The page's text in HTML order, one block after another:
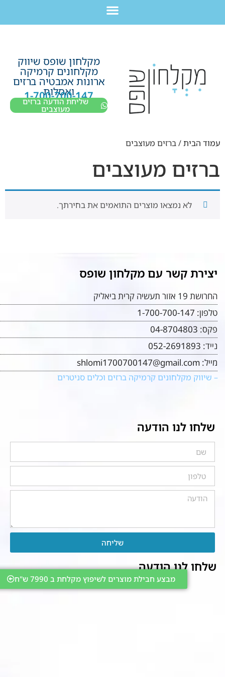
מבצע חבילת מוצרים לשיפוץ מקלחת ב 7990 ש"ח
מקלחון שופס שיווק
מקלחונים קרמיקה
ארונות אמבטיה ברזים
ואסלות
1-700-700-147
שליחת הודעה ברזים
מעוצבים
עמוד הבית/ ברזים מעוצבים
ברזים מעוצבים
לא נמצאו מוצרים התואמים את בחירתך.
יצירת קשר עם מקלחון שופס
החרושת 19 אזור תעשיה קרית ביאליק
טלפון: 1-700-700-147
פקס: 04-8704803
נייד: 052-2691893
מייל: shlomi1700700147@gmail.com
– שיווק מקלחונים קרמיקה ברזים וכלים סניטרים
שלחו לנו הודעה
שליחה
שלחו לנו הודעה